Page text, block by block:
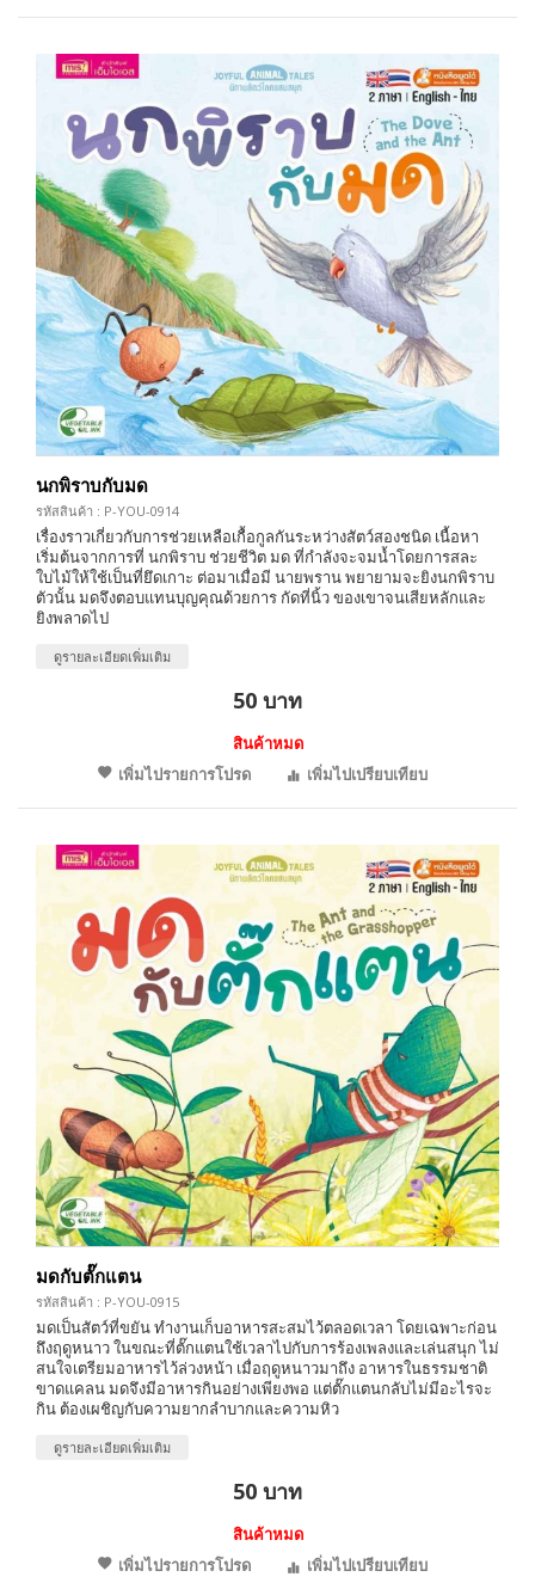
นกพิราบกับมด
รหัสสินค้า : P-YOU-0914
เรื่องราวเกี่ยวกับการช่วยเหลือเกื้อกูลกันระหว่างสัตว์สองชนิด เนื้อหา
เริ่มต้นจากการที่ นกพิราบ ช่วยชีวิต มด ที่กำลังจะจมน้ำโดยการสละ
ใบไม้ให้ใช้เป็นที่ยึดเกาะ ต่อมาเมื่อมี นายพราน พยายามจะยิงนกพิราบ
ตัวนั้น มดจึงตอบแทนบุญคุณด้วยการ กัดที่นิ้ว ของเขาจนเสียหลักและ
ยิงพลาดไป
ดูรายละเอียดเพิ่มเติม
50 บาท
สินค้าหมด
เพิ่มไปรายการโปรด
เพิ่มไปเปรียบเทียบ
มดกับตั๊กแตน
รหัสสินค้า : P-YOU-0915
มดเป็นสัตว์ที่ขยัน ทำงานเก็บอาหารสะสมไว้ตลอดเวลา โดยเฉพาะก่อน
ถึงฤดูหนาว ในขณะที่ตั๊กแตนใช้เวลาไปกับการร้องเพลงและเล่นสนุก ไม่
สนใจเตรียมอาหารไว้ล่วงหน้า เมื่อฤดูหนาวมาถึง อาหารในธรรมชาติ
ขาดแคลน มดจึงมีอาหารกินอย่างเพียงพอ แต่ตั๊กแตนกลับไม่มีอะไรจะ
กิน ต้องเผชิญกับความยากลำบากและความหิว
ดูรายละเอียดเพิ่มเติม
50 บาท
สินค้าหมด
เพิ่มไปรายการโปรด
เพิ่มไปเปรียบเทียบ